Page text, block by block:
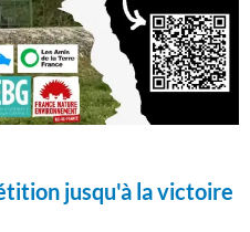
jusqu'à la victoire